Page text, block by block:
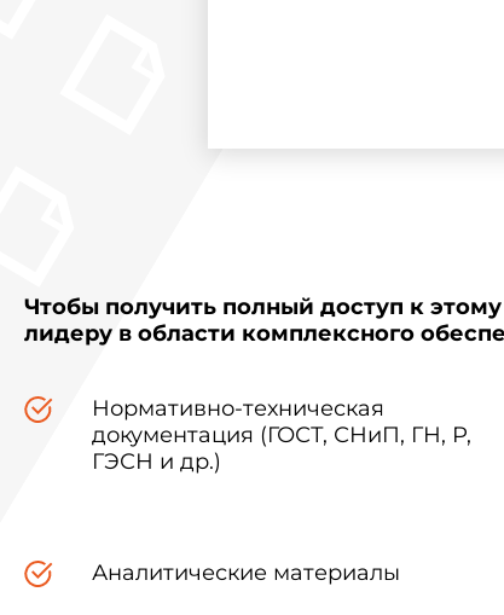
Чтобы получить полный доступ к
лидеру в области комплексного
Нормативно-техническая
документация (ГОСТ, СНиП, ГН, Р,
ГЭСН и др.)
Аналитические материалы